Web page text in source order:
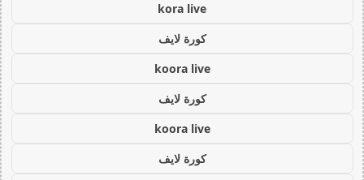
kora live
كورة لايف
koora live
كورة لايف
koora live
كورة لايف